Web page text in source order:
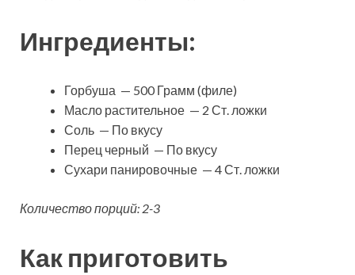
Ингредиенты:
Горбуша — 500 Грамм (филе)
Масло растительное — 2 Ст. ложки
Соль — По вкусу
Перец черный — По вкусу
Сухари панировочные — 4 Ст. ложки
Количество порций: 2-3
Как приготовить